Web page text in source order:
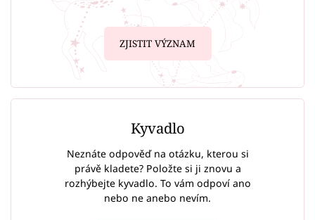
ZJISTIT VÝZNAM
Kyvadlo
Neznáte odpověď na otázku, kterou si
právě kladete? Položte si ji znovu a
rozhýbejte kyvadlo. To vám odpoví ano
nebo ne anebo nevím.